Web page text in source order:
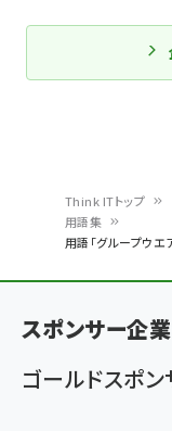
ン
く
ず
Think ITトップ
用語集
用語「グループウ
スポンサー企
ゴールドスポン